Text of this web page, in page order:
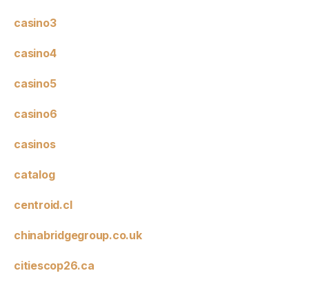
casino3
casino4
casino5
casino6
casinos
catalog
centroid.cl
chinabridgegroup.co.uk
citiescop26.ca